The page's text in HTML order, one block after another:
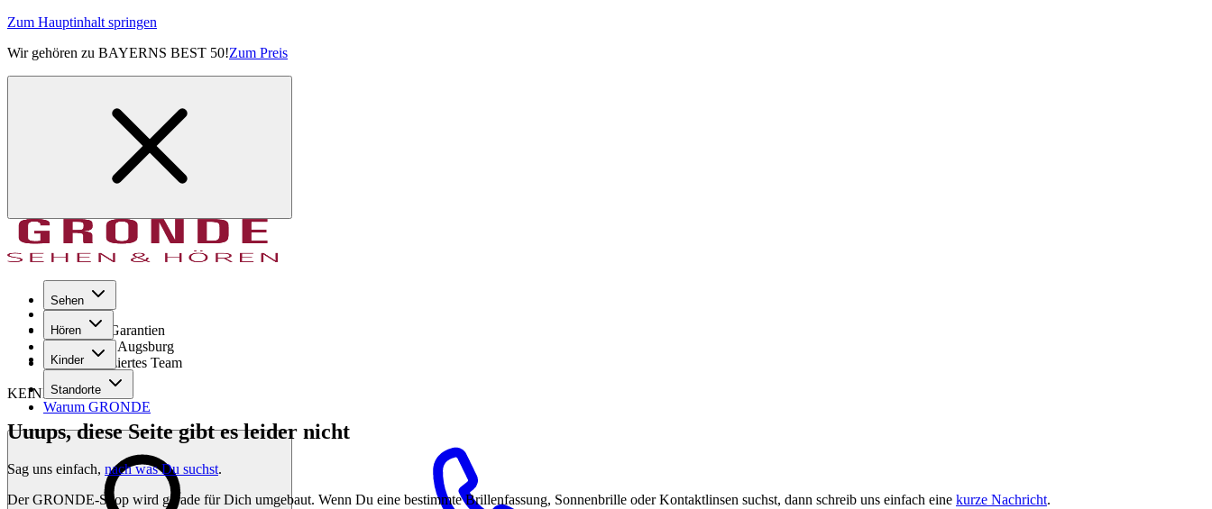
Zum Hauptinhalt springen
Wir gehören zu BAYERNS BEST 50!Zum Preis
Sehen
Hören
Kinder
Standorte
Warum GRONDE
Seit 1971
GRONDE Garantien
8× im Raum Augsburg
Hochqualifiziertes Team
KEINE SORGE!
Uuups, diese Seite gibt es leider nicht
Sag uns einfach, nach was Du suchst.
Der GRONDE-Shop wird gerade für Dich umgebaut. Wenn Du eine bestimmte Brillenfassung, Sonnenbrille oder Kontaktlinsen suchst, dann schreib uns einfach eine kurze Nachricht.